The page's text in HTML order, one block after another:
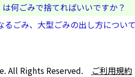
は何ごみで捨てればいいですか？
るごみ、大型ごみの出し方につい
All Rights Reserved. ご利用規約